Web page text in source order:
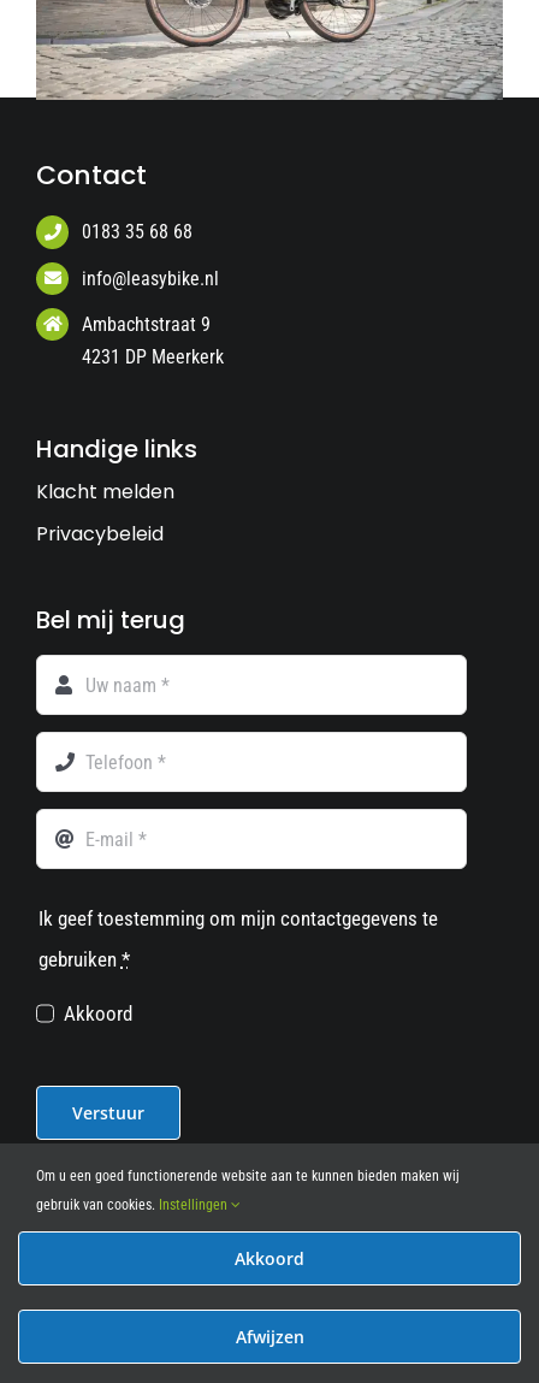
Contact
0183 35 68 68
info@leasybike.nl
Ambachtstraat 9
4231 DP Meerkerk
Handige links
Klacht melden
Privacybeleid
Bel mij terug
Ik geef toestemming om mijn contactgegevens te
gebruiken *
Akkoord
Verstuur
© 2012 - 2026• Leasy Bike • All Rights Reserved • powered
Om u een goed functionerende website aan te kunnen bieden maken wij
gebruik van cookies. Instellingen
Akkoord
Afwijzen